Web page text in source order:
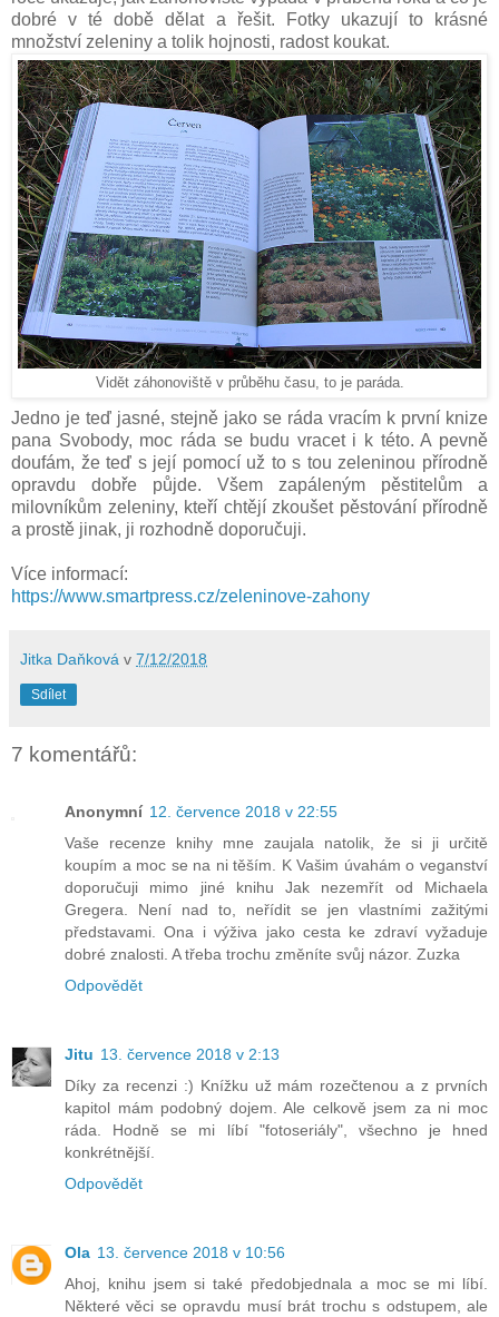
dobré v té době dělat a řešit. Fotky ukazují to krásné
množství zeleniny a tolik hojnosti, radost koukat.
Vidět záhonoviště v průběhu času, to je paráda.
Jedno je teď jasné, stejně jako se ráda vracím k první knize
pana Svobody, moc ráda se budu vracet i k této. A pevně
doufám, že teď s její pomocí už to s tou zeleninou přírodně
opravdu dobře půjde. Všem zapáleným pěstitelům a
milovníkům zeleniny, kteří chtějí zkoušet pěstování přírodně
a prostě jinak, ji rozhodně doporučuji.
Více informací:
https://www.smartpress.cz/zeleninove-zahony
Jitka Daňková v 7/12/2018
Sdílet
7 komentářů:
Anonymní 12. července 2018 v 22:55
Vaše recenze knihy mne zaujala natolik, že si ji určitě
koupím a moc se na ni těším. K Vašim úvahám o veganství
doporučuji mimo jiné knihu Jak nezemřít od Michaela
Gregera. Není nad to, neřídit se jen vlastními zažitými
představami. Ona i výživa jako cesta ke zdraví vyžaduje
dobré znalosti. A třeba trochu změníte svůj názor. Zuzka
Odpovědět
Jitu 13. července 2018 v 2:13
Díky za recenzi :) Knížku už mám rozečtenou a z prvních
kapitol mám podobný dojem. Ale celkově jsem za ni moc
ráda. Hodně se mi líbí "fotoseriály", všechno je hned
konkrétnější.
Odpovědět
Ola 13. července 2018 v 10:56
Ahoj, knihu jsem si také předobjednala a moc se mi líbí.
Některé věci se opravdu musí brát trochu s odstupem, ale